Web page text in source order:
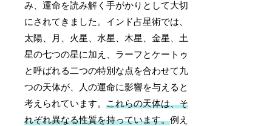
み、運命を読み解く手がかりとして大切
にされてきました。インド占星術では、
太陽、月、火星、水星、木星、金星、土
星の七つの星に加え、ラーフとケートゥ
と呼ばれる二つの特別な点を合わせて九
つの天体が、人の運命に影響を与えると
考えられています。これらの天体は、そ
れぞれ異なる性質を持っています。例え